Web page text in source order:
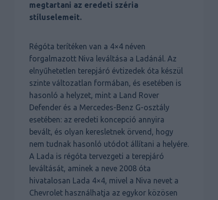
megtartani az eredeti széria
stíluselemeit.
Régóta terítéken van a 4×4 néven
forgalmazott Niva leváltása a Ladánál. Az
elnyűhetetlen terepjáró évtizedek óta készül
szinte változatlan formában, és esetében is
hasonló a helyzet, mint a Land Rover
Defender és a Mercedes-Benz G-osztály
esetében: az eredeti koncepció annyira
bevált, és olyan keresletnek örvend, hogy
nem tudnak hasonló utódot állítani a helyére.
A Lada is régóta tervezgeti a terepjáró
leváltását, aminek a neve 2008 óta
hivatalosan Lada 4×4, mivel a Niva nevet a
Chevrolet használhatja az egykor közösen